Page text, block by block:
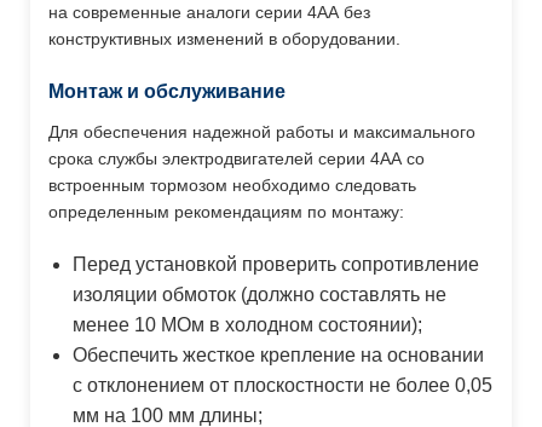
на современные аналоги серии 4АА без
конструктивных изменений в оборудовании.
Монтаж и обслуживание
Для обеспечения надежной работы и максимального
срока службы электродвигателей серии 4АА со
встроенным тормозом необходимо следовать
определенным рекомендациям по монтажу:
Перед установкой проверить сопротивление
изоляции обмоток (должно составлять не
менее 10 МОм в холодном состоянии);
Обеспечить жесткое крепление на основании
с отклонением от плоскостности не более 0,05
мм на 100 мм длины;